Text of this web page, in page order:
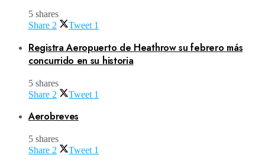
5 shares
Share 2 Tweet 1
Registra Aeropuerto de Heathrow su febrero más
concurrido en su historia
5 shares
Share 2 Tweet 1
Aerobreves
5 shares
Share 2 Tweet 1